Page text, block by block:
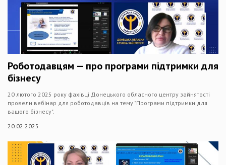
Роботодавцям — про програми підтримки для
бізнесу
20 лютого 2025 року фахівці Донецького обласного центру зайнятості
провели вебінар для роботодавців на тему "Програми підтримки для
вашого бізнесу".
20.02.2025